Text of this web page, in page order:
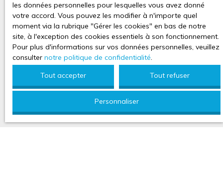
les données personnelles pour lesquelles vous avez donné
votre accord. Vous pouvez les modifier à n'importe quel
moment via la rubrique ″Gérer les cookies″ en bas de notre
site, à l'exception des cookies essentiels à son fonctionnement.
Pour plus d'informations sur vos données personnelles, veuillez
consulter notre politique de confidentialité.
Tout accepter
Tout refuser
Personnaliser